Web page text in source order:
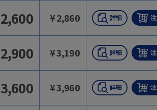
2,600 ¥2,860
2,900 ¥3,190
3,600 ¥3,960